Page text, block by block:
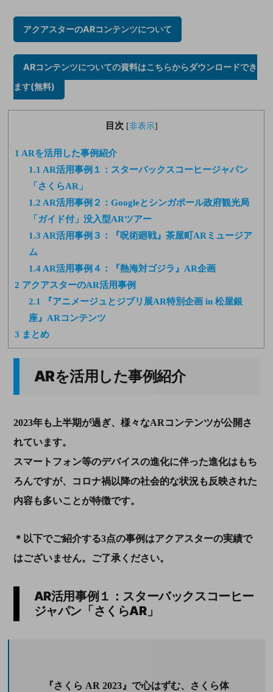
アクアスターのARコンテンツについて
ARコンテンツについての資料はこちらからダウンロードでき
ます(無料)
目次 [非表示]
1 ARを活用した事例紹介
1.1 AR活用事例１：スターバックスコーヒージャパン
「さくらAR」
1.2 AR活用事例２：Googleとシンガポール政府観光局
「ガイド付」没入型ARツアー
1.3 AR活用事例３：『呪術廻戦』茶屋町ARミュージア
ム
1.4 AR活用事例４：『熱海対ゴジラ』AR企画
2 アクアスターのAR活用事例
2.1
『アニメージュとジブリ展AR特別企画 in 松屋銀
座』ARコンテンツ
3 まとめ
ARを活用した事例紹介
2023年も上半期が過ぎ、様々なARコンテンツが公開さ
れています。
スマートフォン等のデバイスの進化に伴った進化はもち
ろんですが、コロナ禍以降の社会的な状況も反映された
内容も多いことが特徴です。
＊以下でご紹介する3点の事例はアクアスターの実績で
はございません。ご了承ください。
AR活用事例１：スターバックスコーヒー
ジャパン「さくらAR」
『さくら AR 2023』で心はずむ、さくら体